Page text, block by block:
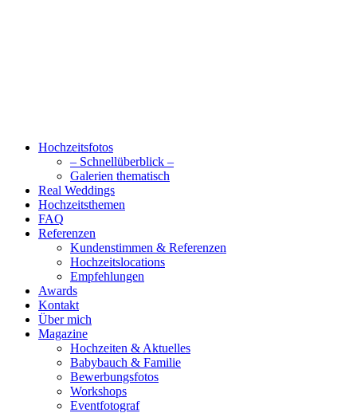
Hochzeitsfotos
– Schnellüberblick –
Galerien thematisch
Real Weddings
Hochzeitsthemen
FAQ
Referenzen
Kundenstimmen & Referenzen
Hochzeitslocations
Empfehlungen
Awards
Kontakt
Über mich
Magazine
Hochzeiten & Aktuelles
Babybauch & Familie
Bewerbungsfotos
Workshops
Eventfotograf